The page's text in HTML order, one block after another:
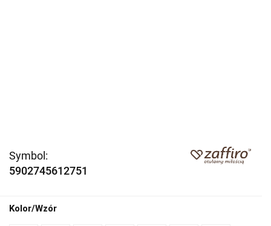
Symbol:
5902745612751
Kolor/Wzór